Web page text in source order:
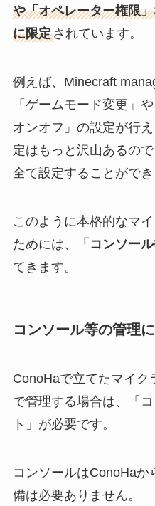
や「オペレーター権限
に限定されています。
例えば、Minecraft
「ゲームモード変更」
オンオフ」の設定が行
定はもっと沢山あるの
全て設定することができ
このように本格的なマ
ためには、
「コンソー
てきます。
コンソール等の管理
ConoHaで立てたマイ
で管理する場合は、「
ト」が必要です。
コンソールはConoHa
備は必要ありません。